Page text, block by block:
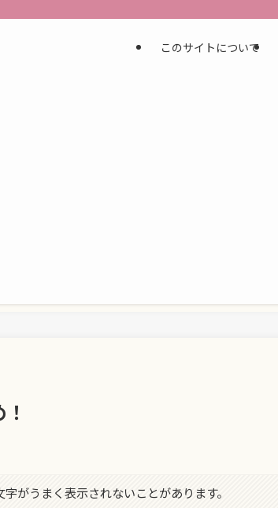
このサイトについて
がうまく表示されないことがあります。